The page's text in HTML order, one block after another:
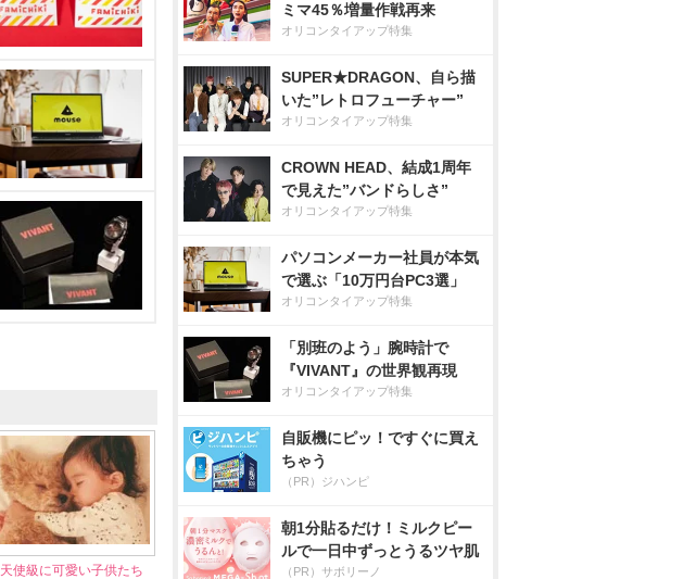
天使級に可愛い子供たち
ミマ45％増量作戦再来
オリコンタイアップ特集
SUPER★DRAGON、自ら描
いた”レトロフューチャー”
オリコンタイアップ特集
CROWN HEAD、結成1周年
で見えた”バンドらしさ”
オリコンタイアップ特集
パソコンメーカー社員が本気
で選ぶ「10万円台PC3選」
オリコンタイアップ特集
「別班のよう」腕時計で
『VIVANT』の世界観再現
オリコンタイアップ特集
自販機にピッ！ですぐに買え
ちゃう
（PR）ジハンピ
朝1分貼るだけ！ミルクピー
ルで一日中ずっとうるツヤ肌
（PR）サボリーノ